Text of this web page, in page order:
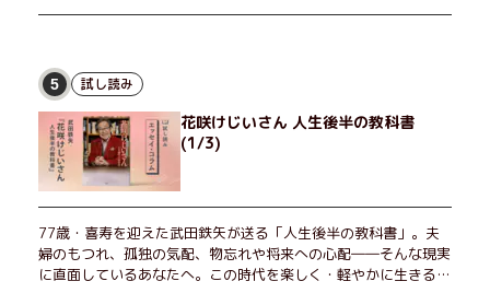
5 試し読み
花咲けじいさん 人生後半の教科書
(1/3)
77歳・喜寿を迎えた武田鉄矢が送る「人生後半の教科書」。夫
婦のもつれ、孤独の気配、物忘れや将来への心配――そんな現実
に直面しているあなたへ。この時代を楽しく・軽やかに生きるヒ